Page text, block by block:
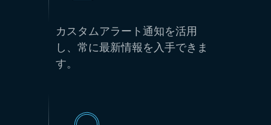
カスタムアラート通知を活用
し、常に最新情報を入手できま
す。